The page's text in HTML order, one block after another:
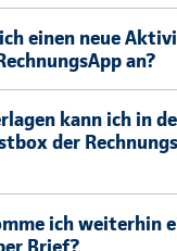
einen neue
an?
kann ich in
der
ich weiterhin
Brief?